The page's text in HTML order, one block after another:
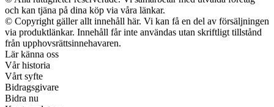
och kan tjäna på dina köp via våra länkar.
© Copyright gäller allt innehåll här. Vi kan få en del av försäljningen
via produktlänkar. Innehåll får inte användas utan skriftligt tillstånd
från upphovsrättsinnehavaren.
Lär känna oss
Vår historia
Vårt syfte
Bidragsgivare
Bidra nu